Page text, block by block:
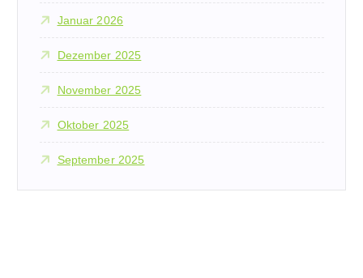
Januar 2026
Dezember 2025
November 2025
Oktober 2025
September 2025